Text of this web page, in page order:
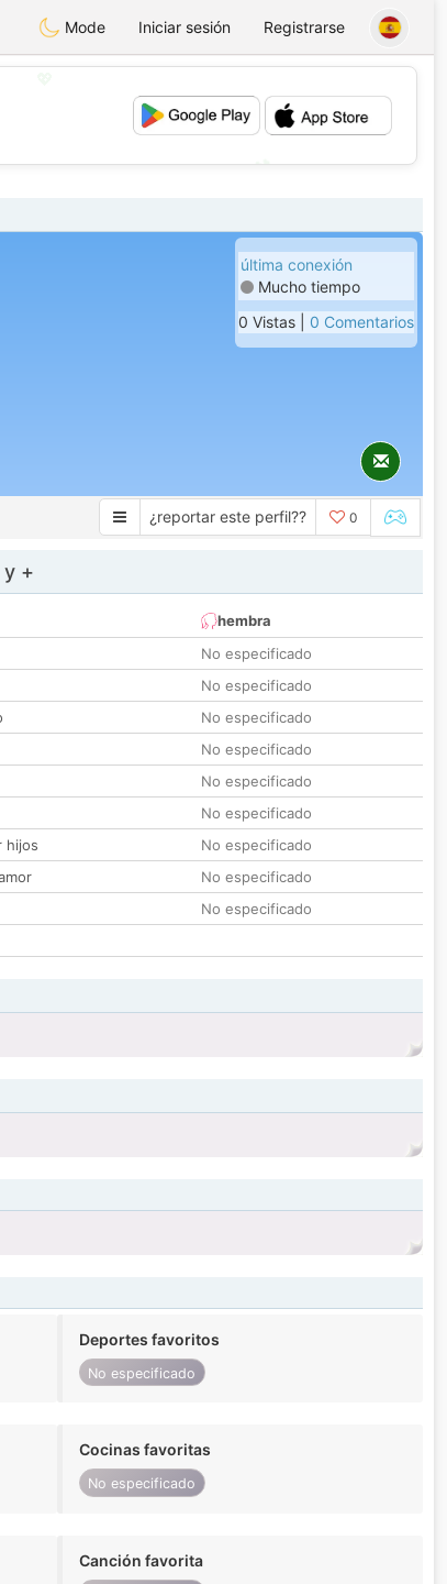
Mode Iniciar sesión Registrarse
última conexión
Mucho tiempo
0 Vistas | 0 Comentarios
¿reportar este perfil?? 0
y +
hembra
No especificado
No especificado
No especificado
No especificado
No especificado
No especificado
hijos
No especificado
No especificado
No especificado
Deportes favoritos
No especificado
Cocinas favoritas
No especificado
Canción favorita